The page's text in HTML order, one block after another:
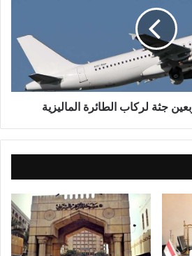
جثة لركاب الطائرة الماليزية